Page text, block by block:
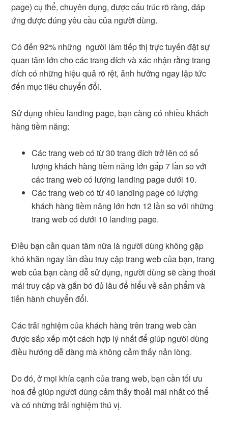
page) cụ thể, chuyên dụng, được cấu trúc rõ ràng, đáp
ứng được đúng yêu cầu của người dùng.
Có đến 92% những người làm tiếp thị trực tuyến đặt sự
quan tâm lớn cho các trang đích và xác nhận rằng trang
đích có những hiệu quả rõ rệt, ảnh hưởng ngay lập tức
đến mục tiêu chuyển đổi.
Sử dụng nhiều landing page, bạn càng có nhiều khách
hàng tiềm năng:
Các trang web có từ 30 trang đích trở lên có số
lượng khách hàng tiềm năng lớn gấp 7 lần so với
các trang web có lượng landing page dưới 10.
Các trang web có từ 40 landing page có lượng
khách hàng tiềm năng lớn hơn 12 lần so với những
trang web có dưới 10 landing page.
Điều bạn cần quan tâm nữa là người dùng không gặp
khó khăn ngay lần đầu truy cập trang web của bạn, trang
web của bạn càng dễ sử dụng, người dùng sẽ càng thoái
mái truy cập và gắn bó đủ lâu để hiểu về sản phẩm và
tiến hành chuyển đổi.
Các trải nghiệm của khách hàng trên trang web cần
được sắp xếp một cách hợp lý nhất để giúp người dùng
điều hướng dễ dàng mà không cảm thấy nản lòng.
Do đó, ở mọi khía cạnh của trang web, bạn cần tối ưu
hoá để giúp người dùng cảm thấy thoải mái nhất có thể
và có những trải nghiệm thú vị.